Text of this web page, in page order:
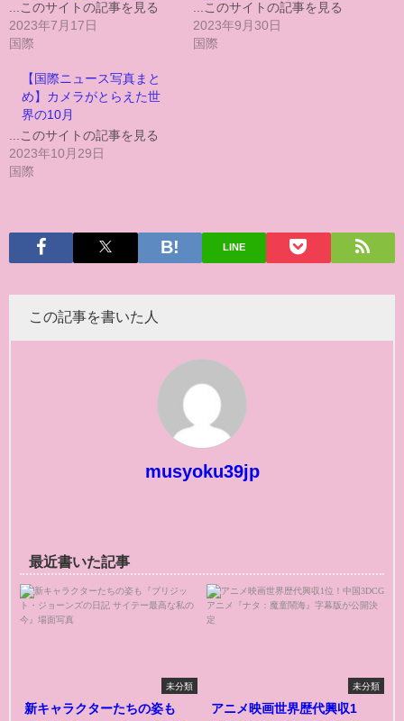
...このサイトの記事を見る
2023年7月17日
国際
...このサイトの記事を見る
2023年9月30日
国際
【国際ニュース写真まと
め】カメラがとらえた世
界の10月
...このサイトの記事を見る
2023年10月29日
国際
LINE
この記事を書いた人
musyoku39jp
最近書いた記事
未分類
新キャラクターたちの姿も
未分類
アニメ映画世界歴代興収1